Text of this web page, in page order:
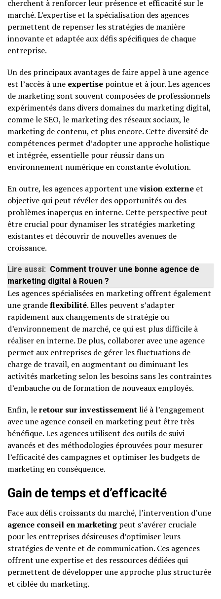
cherchent à renforcer leur présence et efficacité sur le
marché. L’expertise et la spécialisation des agences
permettent de repenser les stratégies de manière
innovante et adaptée aux défis spécifiques de chaque
entreprise.
Un des principaux avantages de faire appel à une agence
est l’accès à une expertise pointue et à jour. Les agences
de marketing sont souvent composées de professionnels
expérimentés dans divers domaines du marketing digital,
comme le SEO, le marketing des réseaux sociaux, le
marketing de contenu, et plus encore. Cette diversité de
compétences permet d’adopter une approche holistique
et intégrée, essentielle pour réussir dans un
environnement numérique en constante évolution.
En outre, les agences apportent unevision externe et
objective qui peut révéler des opportunités ou des
problèmes inaperçus en interne. Cette perspective peut
être crucial pour dynamiser les stratégies marketing
existantes et découvrir de nouvelles avenues de
croissance.
Lire aussi: Comment trouver une bonne agence de
marketing digital à Rouen ?
Les agences spécialisées en marketing offrent également
une grandeflexibilité. Elles peuvent s’adapter
rapidement aux changements de stratégie ou
d’environnement de marché, ce qui est plus difficile à
réaliser en interne. De plus, collaborer avec une agence
permet aux entreprises de gérer les fluctuations de
charge de travail, en augmentant ou diminuant les
activités marketing selon les besoins sans les contraintes
d’embauche ou de formation de nouveaux employés.
Enfin, leretour sur investissementlié à l’engagement
avec une agence conseil en marketing peut être très
bénéfique. Les agences utilisent des outils de suivi
avancés et des méthodologies éprouvées pour mesurer
l’efficacité des campagnes et optimiser les budgets de
marketing en conséquence.
Gain de temps et d’efficacité
Face aux défis croissants du marché, l’intervention d’une
agence conseil en marketingpeut s’avérer cruciale
pour les entreprises désireuses d’optimiser leurs
stratégies de vente et de communication. Ces agences
offrent une expertise et des ressources dédiées qui
permettent de développer une approche plus structurée
et ciblée du marketing.